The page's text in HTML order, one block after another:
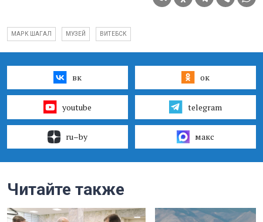
МАРК ШАГАЛ МУЗЕЙ ВИТЕБСК
вк ок
youtube telegram
ru–by макс
Читайте также